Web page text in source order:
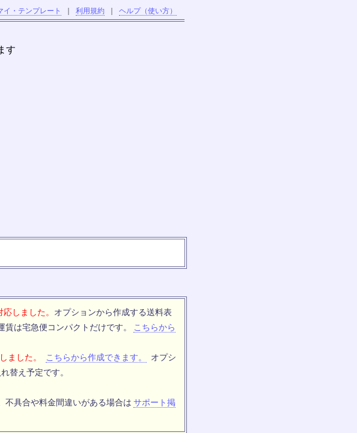
イ・テンプレート 利用規約 ヘルプ（使い方）
す
しました。 オプションから作成する送料表
は宅急便コンパクトだけです。
こちらから
ました。 こちらから作成できます。
オプシ
替え予定です。
不具合や料金間違いがある場合は サポート掲